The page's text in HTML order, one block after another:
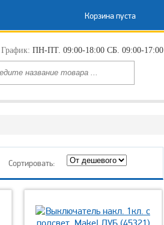
Корзина пуста
График: ПН-ПТ. 09:00-18:00 СБ. 09:00-17:00
Сортировать: